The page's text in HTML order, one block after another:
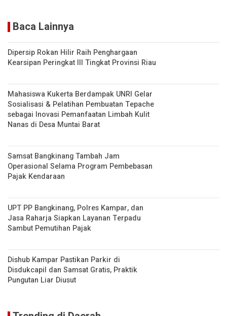
Baca Lainnya
Dipersip Rokan Hilir Raih Penghargaan
Kearsipan Peringkat III Tingkat Provinsi Riau
Mahasiswa Kukerta Berdampak UNRI Gelar
Sosialisasi & Pelatihan Pembuatan Tepache
sebagai Inovasi Pemanfaatan Limbah Kulit
Nanas di Desa Muntai Barat
Samsat Bangkinang Tambah Jam
Operasional Selama Program Pembebasan
Pajak Kendaraan
UPT PP Bangkinang, Polres Kampar, dan
Jasa Raharja Siapkan Layanan Terpadu
Sambut Pemutihan Pajak
Dishub Kampar Pastikan Parkir di
Disdukcapil dan Samsat Gratis, Praktik
Pungutan Liar Diusut